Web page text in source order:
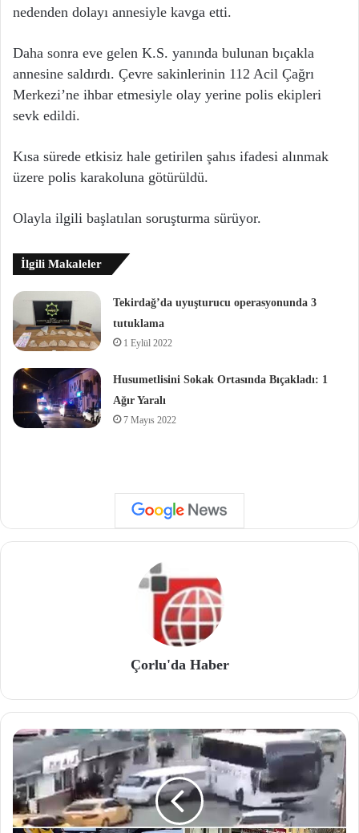
nedenden dolayı annesiyle kavga etti.
Daha sonra eve gelen K.S. yanında bulunan bıçakla
annesine saldırdı. Çevre sakinlerinin 112 Acil Çağrı
Merkezi’ne ihbar etmesiyle olay yerine polis ekipleri
sevk edildi.
Kısa sürede etkisiz hale getirilen şahıs ifadesi alınmak
üzere polis karakoluna götürüldü.
Olayla ilgili başlatılan soruşturma sürüyor.
İlgili Makaleler
Tekirdağ’da uyuşturucu operasyonunda 3
tutuklama
1 Eylül 2022
Husumetlisini Sokak Ortasında Bıçakladı: 1
Ağır Yaralı
7 Mayıs 2022
Çorlu'da Haber